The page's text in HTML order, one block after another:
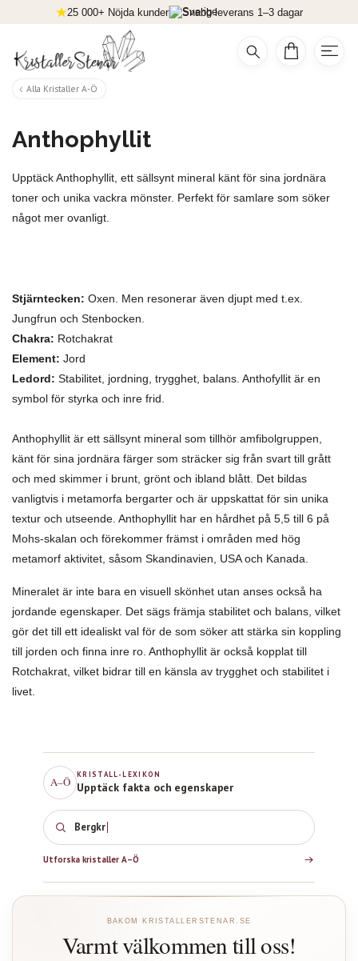
25 000+ Nöjda kunder Snabb leverans 1–3 dagar
A–Ö
KRISTALL-LEXIKON
Upptäck fakta och egenskaper
Utforska kristaller A–Ö
BAKOM KRISTALLERSTENAR.SE
Varmt välkommen till oss!
Alla Kristaller A-Ö
Anthophyllit
Upptäck Anthophyllit, ett sällsynt mineral känt för sina jordnära
toner och unika vackra mönster. Perfekt för samlare som söker
något mer ovanligt.
Stjärntecken: Oxen. Men resonerar även djupt med t.ex.
Jungfrun och Stenbocken.
Chakra: Rotchakrat
Element: Jord
Ledord: Stabilitet, jordning, trygghet, balans. Anthofyllit är en
symbol för styrka och inre frid.
Anthophyllit är ett sällsynt mineral som tillhör amfibolgruppen,
känt för sina jordnära färger som sträcker sig från svart till grått
och med skimmer i brunt, grönt och ibland blått. Det bildas
vanligtvis i metamorfa bergarter och är uppskattat för sin unika
textur och utseende. Anthophyllit har en hårdhet på 5,5 till 6 på
Mohs-skalan och förekommer främst i områden med hög
metamorf aktivitet, såsom Skandinavien, USA och Kanada.
Mineralet är inte bara en visuell skönhet utan anses också ha
jordande egenskaper. Det sägs främja stabilitet och balans, vilket
gör det till ett idealiskt val för de som söker att stärka sin koppling
till jorden och finna inre ro. Anthophyllit är också kopplat till
Rotchakrat, vilket bidrar till en känsla av trygghet och stabilitet i
livet.